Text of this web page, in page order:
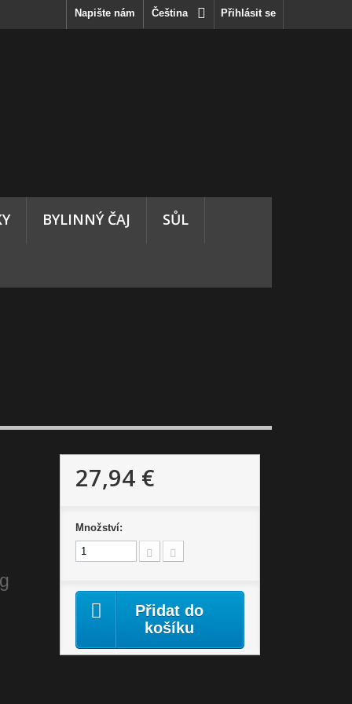
Přihlásit se
Čeština
Napište nám
BYLINNÝ ČAJ SŮL
27,94 €
Množství:
Přidat do
košíku